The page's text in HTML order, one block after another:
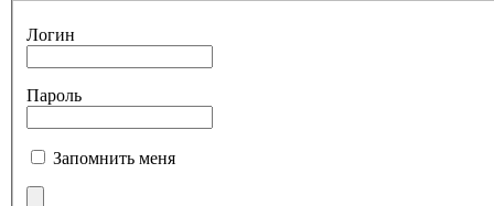
Логин
Пароль
Запомнить меня